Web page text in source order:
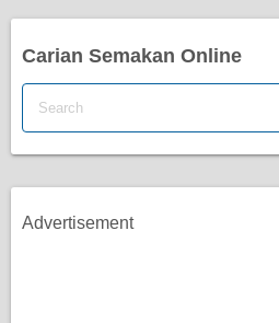
Carian Semakan Online
Advertisement